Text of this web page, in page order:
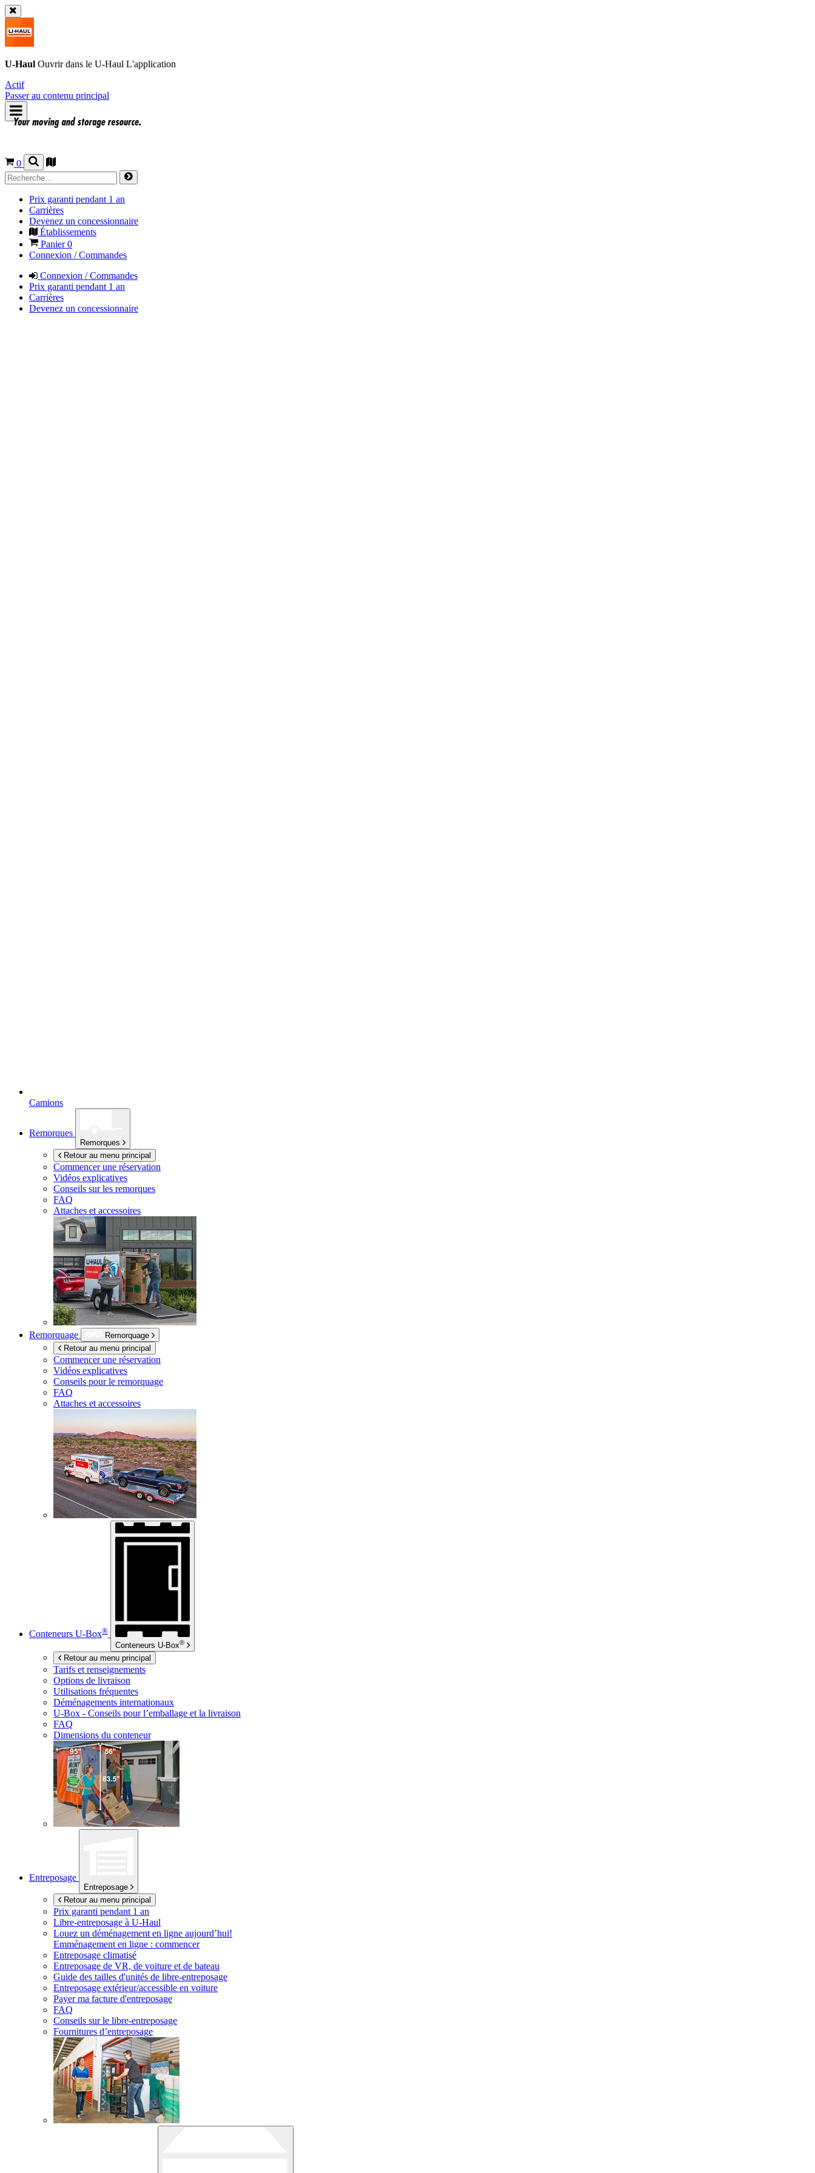
U-Haul Ouvrir dans le U-Haul L'application
Actif
Passer au contenu principal
0
Prix garanti pendant 1 an
Carrières
Devenez un concessionnaire
Établissements
Panier0
Connexion / Commandes
Connexion / Commandes
Prix garanti pendant 1 an
Carrières
Devenez un concessionnaire
Camions
Remorques
Remorques
Retour au menu principal
Commencer une réservation
Vidéos explicatives
Conseils sur les remorques
FAQ
Attaches et accessoires
Remorquage
Remorquage
Retour au menu principal
Commencer une réservation
Vidéos explicatives
Conseils pour le remorquage
FAQ
Attaches et accessoires
Conteneurs U-Box®
Conteneurs U-Box®
Retour au menu principal
Tarifs et renseignements
Options de livraison
Utilisations fréquentes
Déménagements internationaux
U-Box - Conseils pour l’emballage et la livraison
FAQ
Dimensions du conteneur
Entreposage
Entreposage
Retour au menu principal
Prix garanti pendant 1 an
Libre-entreposage à U-Haul
Louez un déménagement en ligne aujourd’hui!
Emménagement en ligne : commencer
Entreposage climatisé
Entreposage de VR, de voiture et de bateau
Guide des tailles d'unités de libre-entreposage
Entreposage extérieur/accessible en voiture
Payer ma facture d'entreposage
FAQ
Conseils sur le libre-entreposage
Fournitures d’entreposage